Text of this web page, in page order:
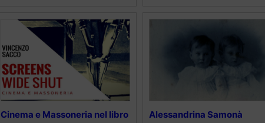
Cinema e Massoneria nel libro
Alessandrina Samonà